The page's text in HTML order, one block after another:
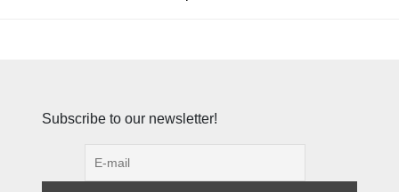
Subscribe to our newsletter!